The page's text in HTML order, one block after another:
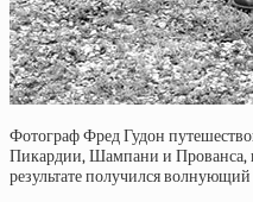
Фотограф Фред Гудон
Пикардии, Шампани и Прованса,
результате получился